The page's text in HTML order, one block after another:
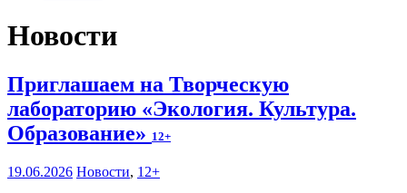
Новости
Приглашаем на Творческую
лабораторию «Экология. Культура.
Образование» 12+
19.06.2026 Новости, 12+